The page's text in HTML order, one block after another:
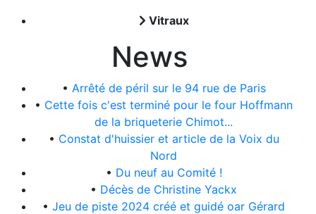
Vitraux
News
• Arrêté de péril sur le 94 rue de Paris
• Cette fois c'est terminé pour le four Hoffmann
de la briqueterie Chimot...
• Constat d'huissier et article de la Voix du
Nord
• Du neuf au Comité !
• Décès de Christine Yackx
• Jeu de piste 2024 créé et guidé oar Gérard